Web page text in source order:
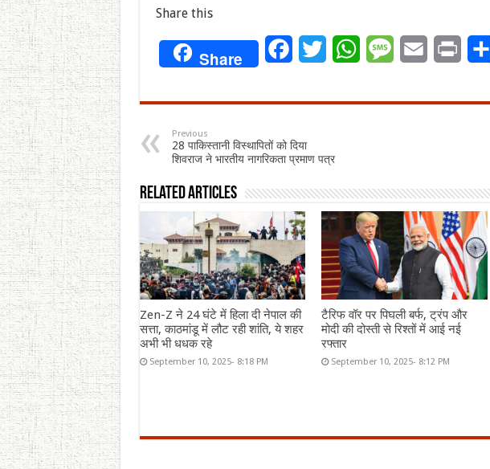
Share this
Share FacebookTwitterWhatsAppMessageEmail Print
Previous
28 पाकिस्तानी विस्थापितों को दिया
शिवराज ने भारतीय नागरिकता प्रमाण पत्र
Related Articles
Zen-Z ने 24 घंटे में हिला दी नेपाल की
सत्ता, काठमांडू में लौट रही शांति, ये शहर
अभी भी धधक रहे
September 10, 2025- 8:18 PM
टैरिफ वॉर पर पिघली बर्फ, ट्रंप और
मोदी की दोस्ती से रिश्तों में आई नई
रफ्तार
September 10, 2025- 8:12 PM